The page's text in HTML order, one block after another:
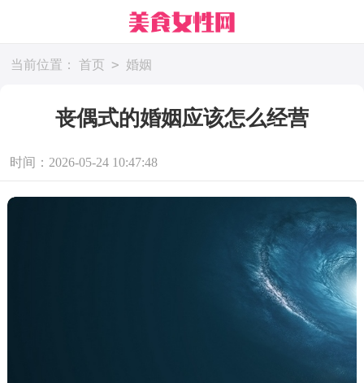
当前位置： 首页 > 婚姻
丧偶式的婚姻应该怎么经营
时间：2026-05-24 10:47:48